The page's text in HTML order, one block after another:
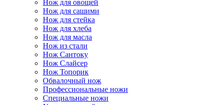
Нож для овощей
Нож для сашими
Нож для стейка
Нож для хлеба
Нож для масла
Нож из стали
Нож Сантоку
Нож Слайсер
Нож Топорик
Обвалочный нож
Профессиональные ножи
Специальные ножи